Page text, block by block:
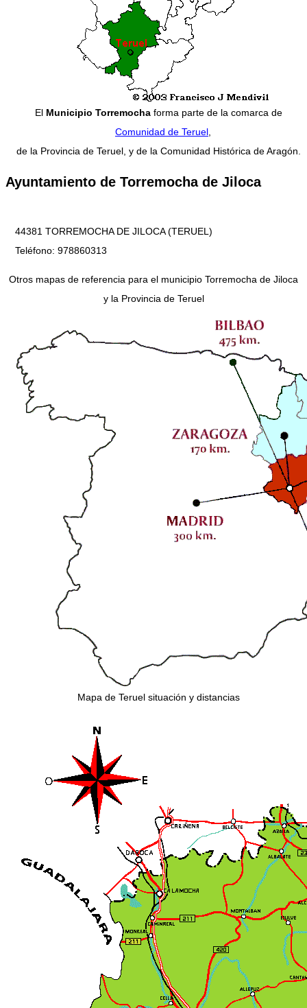
El Municipio Torremochaforma parte de la comarca de
Comunidad de Teruel,
de la Provincia de Teruel, y de la Comunidad Histórica de Aragón.
Ayuntamiento de Torremocha de Jiloca
44381 TORREMOCHA DE JILOCA (TERUEL)
Teléfono: 978860313
Otros mapas de referencia para el municipio Torremocha de Jiloca
y la Provincia de Teruel
Mapa de Teruel situación y distancias